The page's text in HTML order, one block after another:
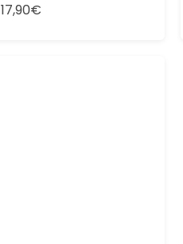
17,90€